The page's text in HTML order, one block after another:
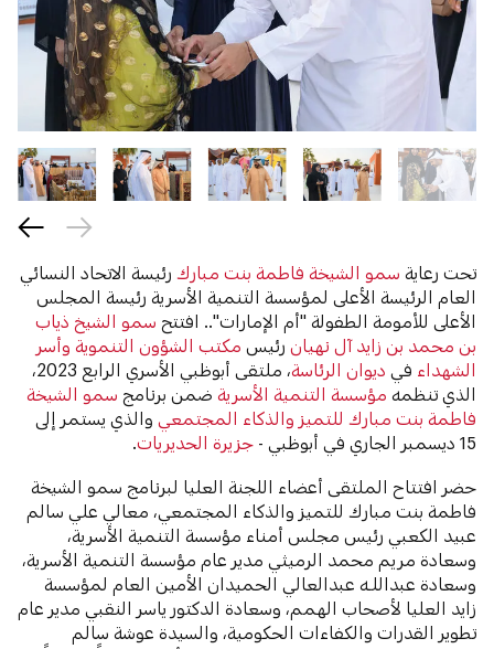
تحت رعاية سمو الشيخة فاطمة بنت مبارك رئيسة الاتحاد النسائي
العام الرئيسة الأعلى لمؤسسة التنمية الأسرية رئيسة المجلس
الأعلى للأمومة الطفولة "أم الإمارات".. افتتح سمو الشيخ ذياب
بن محمد بن زايد آل نهيان رئيس مكتب الشؤون التنموية وأسر
الشهداء في ديوان الرئاسة
، ملتقى أبوظبي الأسري الرابع 2023،
الذي تنظمه مؤسسة التنمية الأسرية ضمن برنامج سمو الشيخة
فاطمة بنت مبارك للتميز والذكاء المجتمعي والذي يستمر إلى
15 ديسمبر الجاري في أبوظبي -
جزيرة الحديريات.
‏‎حضر افتتاح الملتقى أعضاء اللجنة العليا لبرنامج سمو الشيخة
فاطمة بنت مبارك للتميز والذكاء المجتمعي، معالي علي سالم
عبيد الكعبي رئيس مجلس أمناء مؤسسة التنمية الأسرية،
وسعادة مريم محمد الرميثي مدير عام مؤسسة التنمية الأسرية،
وسعادة عبداللـه عبدالعالي الحميدان الأمين العام لمؤسسة
زايد العليا لأصحاب الهمم، وسعادة الدكتور ياسر النقبي مدير عام
تطوير القدرات والكفاءات الحكومية، والسيدة عوشة سالم